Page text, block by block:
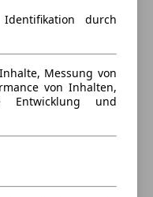
durch
Messung von
von Inhalten,
Entwicklung und